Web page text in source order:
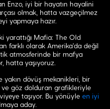
Enzo, iyi bir hayatın hayalini
olmak, hatta vazgeçilmez
yapmaya hazır.
yarattığı Mafia: The Old
farklı olarak Amerika’da değil
atmosferinde bir mafya
hatta yaşıyoruz.
dövüş mekanikleri, bir
ve göz dolduran grafikleriyle
taşıyor. Bu yönüyle en iyi
aday.